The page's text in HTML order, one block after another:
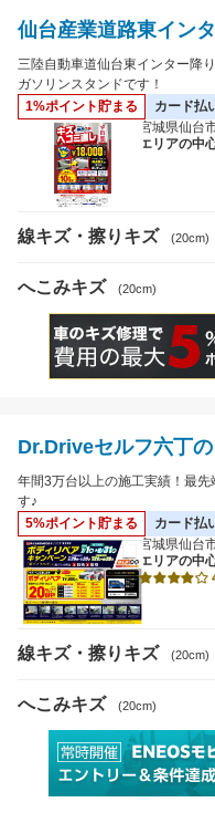
仙台産業道路東イン
三陸自動車道仙台東インター降
ガソリンスタンドです！
1%ポイント貯まる
カード払
宮城県仙台
エリアの中
線キズ・擦りキズ (20cm)
へこみキズ (20cm)
Dr.Driveセルフ六丁
年間3万台以上の施工実績！最
す♪
5%ポイント貯まる
カード払
宮城県仙台
エリアの中
線キズ・擦りキズ (20cm)
へこみキズ (20cm)